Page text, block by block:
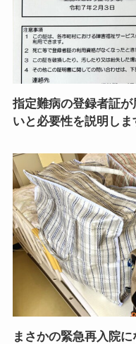
指定難病の登録者証
いと必要性を説明しま
まさかの緊急再入院